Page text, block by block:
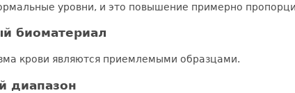
уровни, и это повышение примерно
биоматериал
крови являются приемлемыми образцами.
диапазон